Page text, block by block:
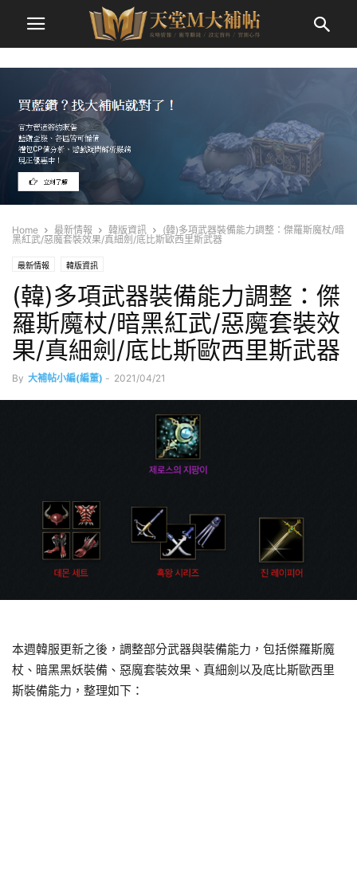
Home 最新情報 韓版資訊
(韓)多項武器裝備能力調整：傑羅斯魔杖/暗
黑紅武/惡魔套裝效果/真細劍/底比斯歐西里斯武器
最新情報 韓版資訊
(韓)多項武器裝備能力調整：傑
羅斯魔杖/暗黑紅武/惡魔套裝效
果/真細劍/底比斯歐西里斯武器
By 大補帖小編(編董) - 2021/04/21
本週韓服更新之後，調整部分武器與裝備能力，包括傑羅斯魔
杖、暗黑黑妖裝備、惡魔套裝效果、真細劍以及底比斯歐西里
斯裝備能力，整理如下：